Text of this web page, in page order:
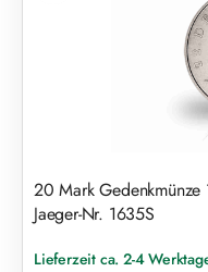
20 Mark Gedenkmünze
Jaeger-Nr. 1635S
Lieferzeit ca. 2-4